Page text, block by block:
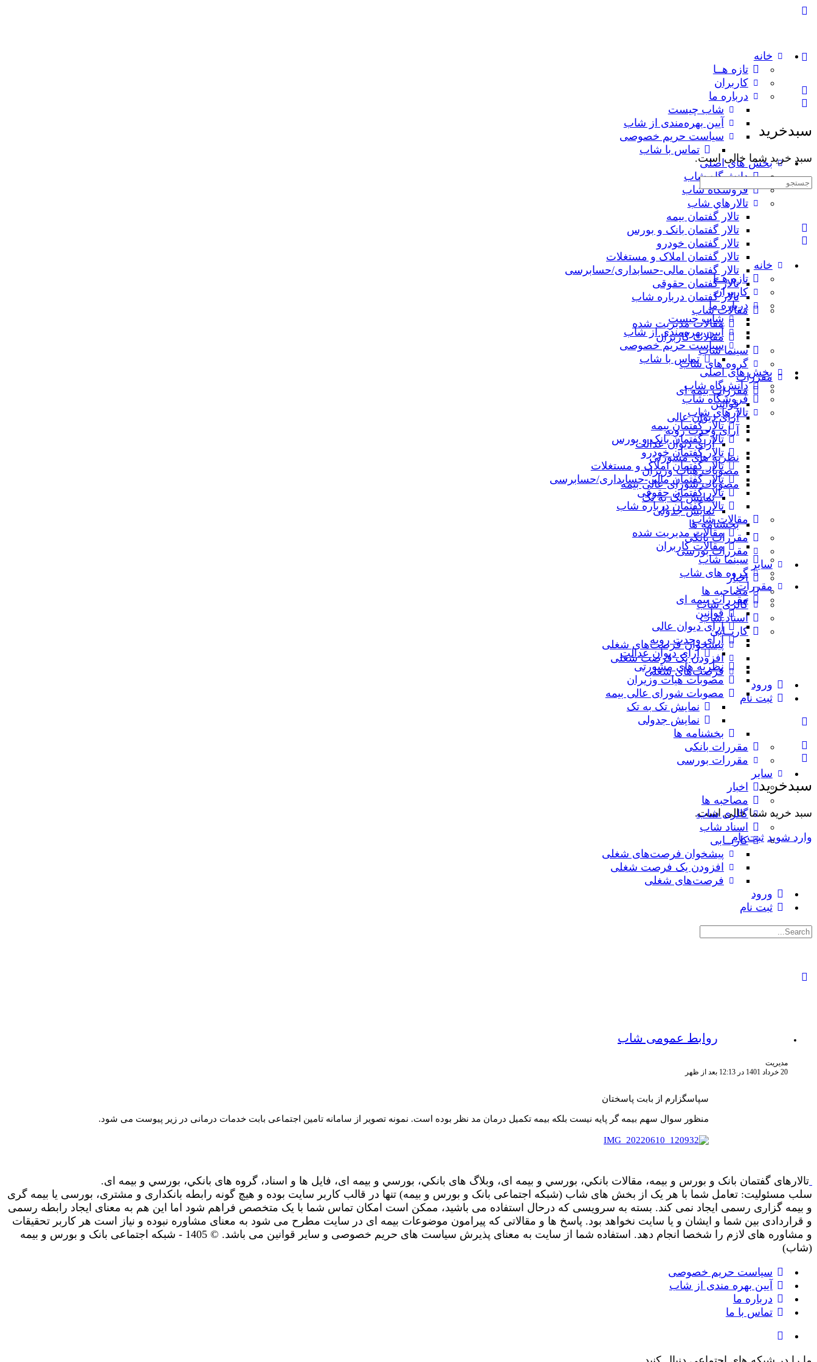
خانه
تازه هــا
کاربران
درباره ما
شاب چیست
آیین بهره‌مندی از شاب
سیاست حریم خصوصی
تماس با شاب
بخش های اصلی
دانش‌گاه شاب
فروشگاه شاب
تالارهاي شاب
تالار گفتمان بیمه
تالار گفتمان بانک و بورس
تالار گفتمان خودرو
تالار گفتمان املاک و مستغلات
تالار گفتمان مالی-حسابداری/حسابرسی
تالار گفتمان حقوقی
تالار گفتمان درباره شاب
مقالات شاب
مقالات مدیریت شده
مقالات کاربران
سینما شاب
گروه های شاب
مقررات
مقررات بیمه ای
قوانین
آرای دیوان عالی
آرای وحدت رویه
آرای دیوان عدالت
نظریه‌ های مشورتی
مصوبات هیات وزیران
مصوبات شورای عالی بیمه
نمایش تک به تک
نمایش جدولی
بخشنامه ها
مقررات بانکی
مقررات بورسی
سایر
اخبار
مصاحبه ها
گالری شاب
اسناد شاب
کاریــابی
پیشخوان فرصت‌های شغلی
افزودن یک فرصت شغلی
فرصت‌های شغلی
ورود
ثبت نام
سبدخرید
سبد خرید شما خالی است.
وارد شوید ثبت نام
سبدخرید
سبد خرید شما خالی است.
جستجوی:
خانه
تازه هــا
کاربران
درباره ما
شاب چیست
آیین بهره‌مندی از شاب
سیاست حریم خصوصی
تماس با شاب
بخش های اصلی
دانش‌گاه شاب
فروشگاه شاب
تالارهاي شاب
تالار گفتمان بیمه
تالار گفتمان بانک و بورس
تالار گفتمان خودرو
تالار گفتمان املاک و مستغلات
تالار گفتمان مالی-حسابداری/حسابرسی
تالار گفتمان حقوقی
تالار گفتمان درباره شاب
مقالات شاب
مقالات مدیریت شده
مقالات کاربران
سینما شاب
گروه های شاب
مقررات
مقررات بیمه ای
قوانین
آرای دیوان عالی
آرای وحدت رویه
آرای دیوان عدالت
نظریه‌ های مشورتی
مصوبات هیات وزیران
مصوبات شورای عالی بیمه
نمایش تک به تک
نمایش جدولی
بخشنامه ها
مقررات بانکی
مقررات بورسی
سایر
اخبار
مصاحبه ها
گالری شاب
اسناد شاب
کاریــابی
پیشخوان فرصت‌های شغلی
افزودن یک فرصت شغلی
فرصت‌های شغلی
ورود
ثبت نام
جستجوی:
روابط عمومی شاب
مدیریت
20 خرداد 1401 در 12:13 بعد از ظهر
سپاسگزارم از بابت پاسختان
منظور سوال سهم بیمه گر پایه نیست بلکه بیمه تکمیل درمان مد نظر بوده است. نمونه تصویر از سامانه تامین اجتماعی بابت خدمات درمانی در زیر پیوست می شود.
تالارهای گفتمان بانک و بورس و بیمه، مقالات بانکي، بورسي و بیمه ای، وبلاگ های بانکي، بورسي و بیمه ای، فایل ها و اسناد، گروه های بانکي، بورسي و بیمه ای.
سلب مسئولیت: تعامل شما با هر یک از بخش های شاب (شبکه اجتماعی بانک و بورس و بیمه) تنها در قالب کاربر سایت بوده و هیچ گونه رابطه بانکداری و مشتری، بورسی یا بیمه گری
و بیمه گزاری رسمی ایجاد نمی کند. بسته به سرویسی که درحال استفاده می باشید، ممکن است امکان تماس شما با یک متخصص فراهم شود اما این هم به معنای ایجاد رابطه رسمی
و قراردادی بین شما و ایشان و یا سایت نخواهد بود. پاسخ ها و مقالاتی که پیرامون موضوعات بیمه ای در سایت مطرح می شود به معنای مشاوره نبوده و نیاز است هر کاربر تحقیقات
و مشاوره های لازم را شخصا انجام دهد. استفاده شما از سایت به معنای پذیرش سیاست های حریم خصوصی و سایر قوانین می باشد. © 1405 - شبکه اجتماعی بانک و بورس و بیمه
(شاب)
سیاست حریم خصوصی
آیین بهره مندی از شاب
درباره ما
تماس با ما